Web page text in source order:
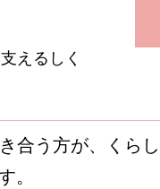
えるしく
合う方が、くら
。